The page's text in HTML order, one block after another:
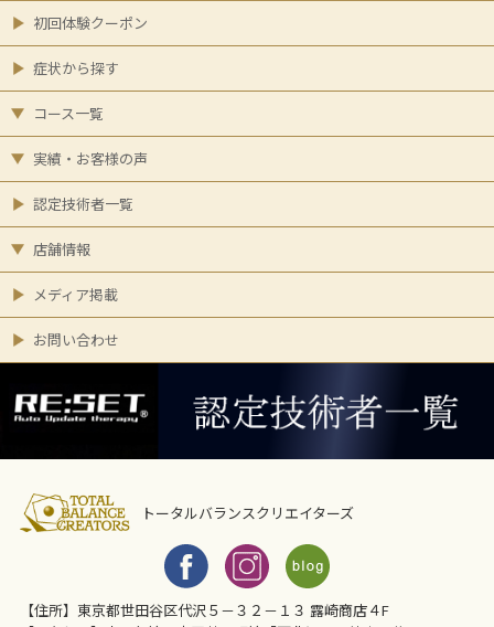
初回体験クーポン
症状から探す
コース一覧
実績・お客様の声
認定技術者一覧
店舗情報
メディア掲載
お問い合わせ
トータルバランスクリエイターズ
【住所】東京都世田谷区代沢５－３２－１３ 露崎商店４F